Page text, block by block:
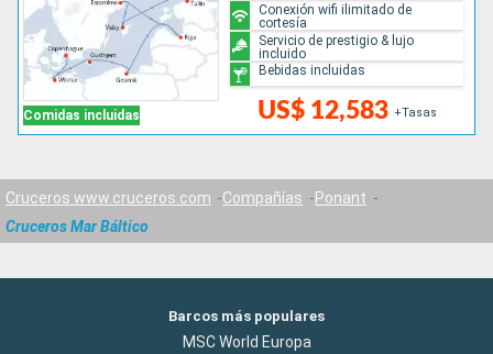
Comidas incluidas US$ 12,583 +Tasas
Conexión wifi ilimitado de
cortesía
Servicio de prestigio & lujo
incluido
Bebidas incluidas
Cruceros www.cruceros.com Compañías
Ponant
Cruceros Mar Báltico
Barcos más populares
MSC World Europa